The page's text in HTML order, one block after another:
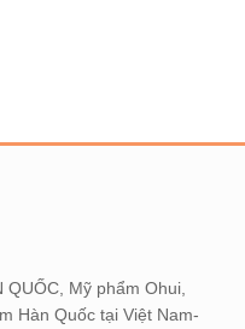
QUỐC, Mỹ phẩm Ohui,
Hàn Quốc tại Việt Nam-